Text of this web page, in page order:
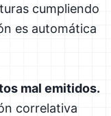
cumpliendo
es automática
mal emitidos.
correlativa